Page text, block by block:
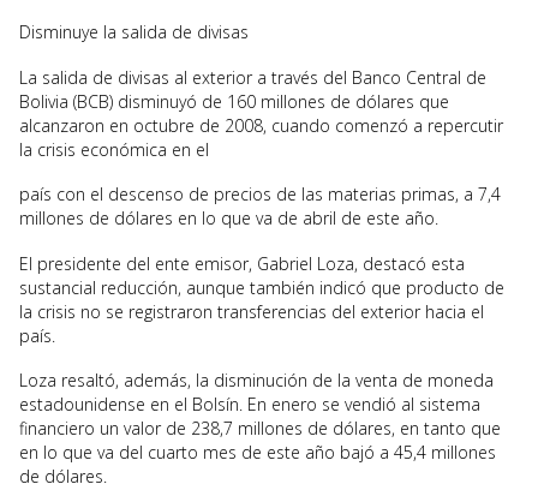
Disminuye la salida de divisas
La salida de divisas al exterior a través del Banco Central de
Bolivia (BCB) disminuyó de 160 millones de dólares que
alcanzaron en octubre de 2008, cuando comenzó a repercutir
la crisis económica en el
país con el descenso de precios de las materias primas, a 7,4
millones de dólares en lo que va de abril de este año.
El presidente del ente emisor, Gabriel Loza, destacó esta
sustancial reducción, aunque también indicó que producto de
la crisis no se registraron transferencias del exterior hacia el
país.
Loza resaltó, además, la disminución de la venta de moneda
estadounidense en el Bolsín. En enero se vendió al sistema
financiero un valor de 238,7 millones de dólares, en tanto que
en lo que va del cuarto mes de este año bajó a 45,4 millones
de dólares.